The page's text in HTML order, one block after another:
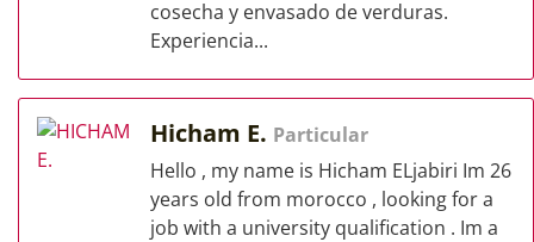
cosecha y envasado de verduras.
Experiencia...
Hicham E. Particular
Hello , my name is Hicham ELjabiri Im 26
years old from morocco , looking for a
job with a university qualification . Im a